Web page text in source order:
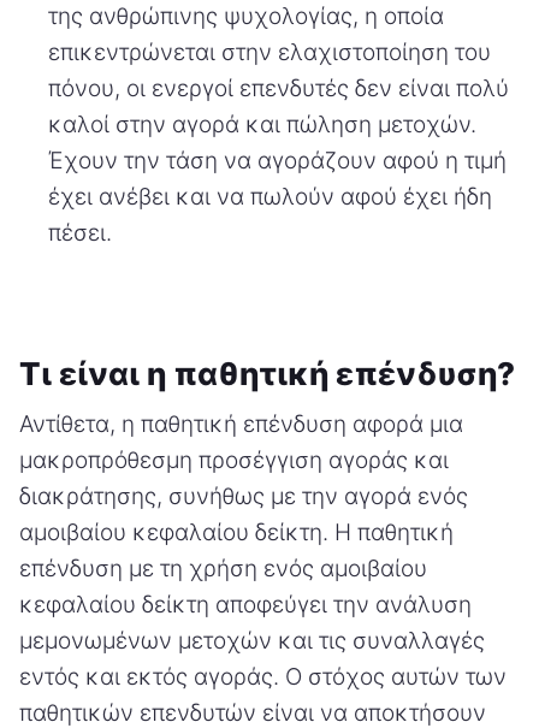
της ανθρώπινης ψυχολογίας, η οποία
επικεντρώνεται στην ελαχιστοποίηση του
πόνου, οι ενεργοί επενδυτές δεν είναι πολύ
καλοί στην αγορά και πώληση μετοχών.
Έχουν την τάση να αγοράζουν αφού η τιμή
έχει ανέβει και να πωλούν αφού έχει ήδη
πέσει.
Τι είναι η παθητική επένδυση?
Αντίθετα, η παθητική επένδυση αφορά μια
μακροπρόθεσμη προσέγγιση αγοράς και
διακράτησης, συνήθως με την αγορά ενός
αμοιβαίου κεφαλαίου δείκτη. Η παθητική
επένδυση με τη χρήση ενός αμοιβαίου
κεφαλαίου δείκτη αποφεύγει την ανάλυση
μεμονωμένων μετοχών και τις συναλλαγές
εντός και εκτός αγοράς. Ο στόχος αυτών των
παθητικών επενδυτών είναι να αποκτήσουν